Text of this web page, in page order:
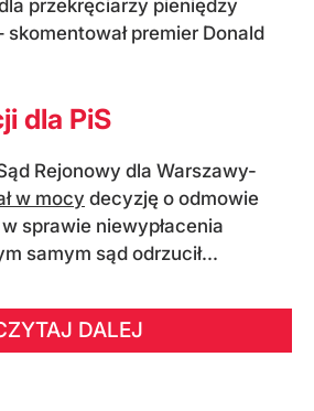
przekręciarzy pieniędzy
skomentował premier Donald
dla PiS
Rejonowy dla Warszawy-
w mocy decyzję o odmowie
sprawie niewypłacenia
samym sąd odrzucił...
DALEJ